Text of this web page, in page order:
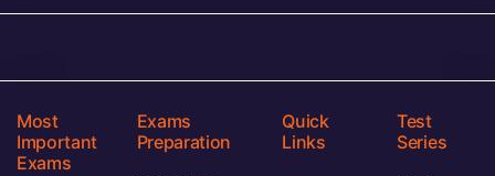
Most
Important
Exams
Exams
Preparation
Quick
Links
Test
Series